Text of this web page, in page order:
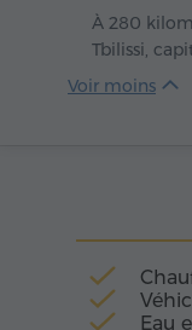
À 280
Tbilissi,
l'ancien et
encore
avenues
Eau